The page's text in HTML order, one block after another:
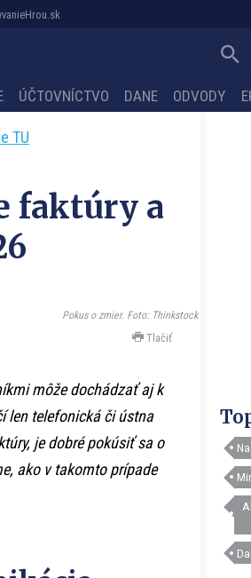
ÚČTOVNÍCTVO DANE ODVODY
TU
faktúry a
Pokus o zmier. Foto: Thinkstock
Tlačiť
môže dochádzať aj k
len telefonická či ústna
je dobré pokúsiť sa o
ako v takomto prípade